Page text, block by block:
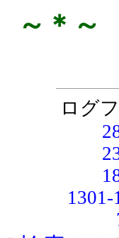
～＊
ログ
1301-